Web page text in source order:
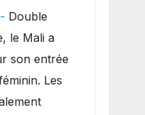
inflige
au
Double
le Mali a
son entrée
Les